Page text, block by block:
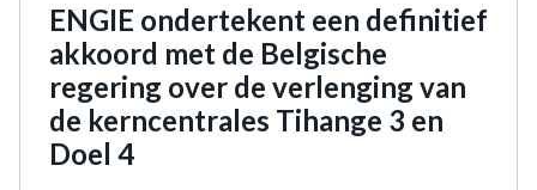
ENGIE ondertekent een definitief
akkoord met de Belgische
regering over de verlenging van
de kerncentrales Tihange 3 en
Doel 4